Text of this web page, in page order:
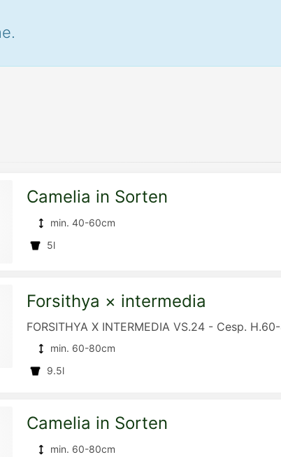
Camelia in Sorten
min. 40-60cm
5l
Forsithya × intermedia
FORSITHYA X INTERMEDIA VS.24 - Cesp.
min. 60-80cm
9.5l
Camelia in Sorten
min. 60-80cm